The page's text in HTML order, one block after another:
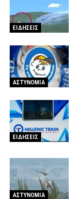
ΕΙΔΗΣΕΙΣ
ΑΣΤΥΝΟΜΙΑ
ΕΙΔΗΣΕΙΣ
ΑΣΤΥΝΟΜΙΑ